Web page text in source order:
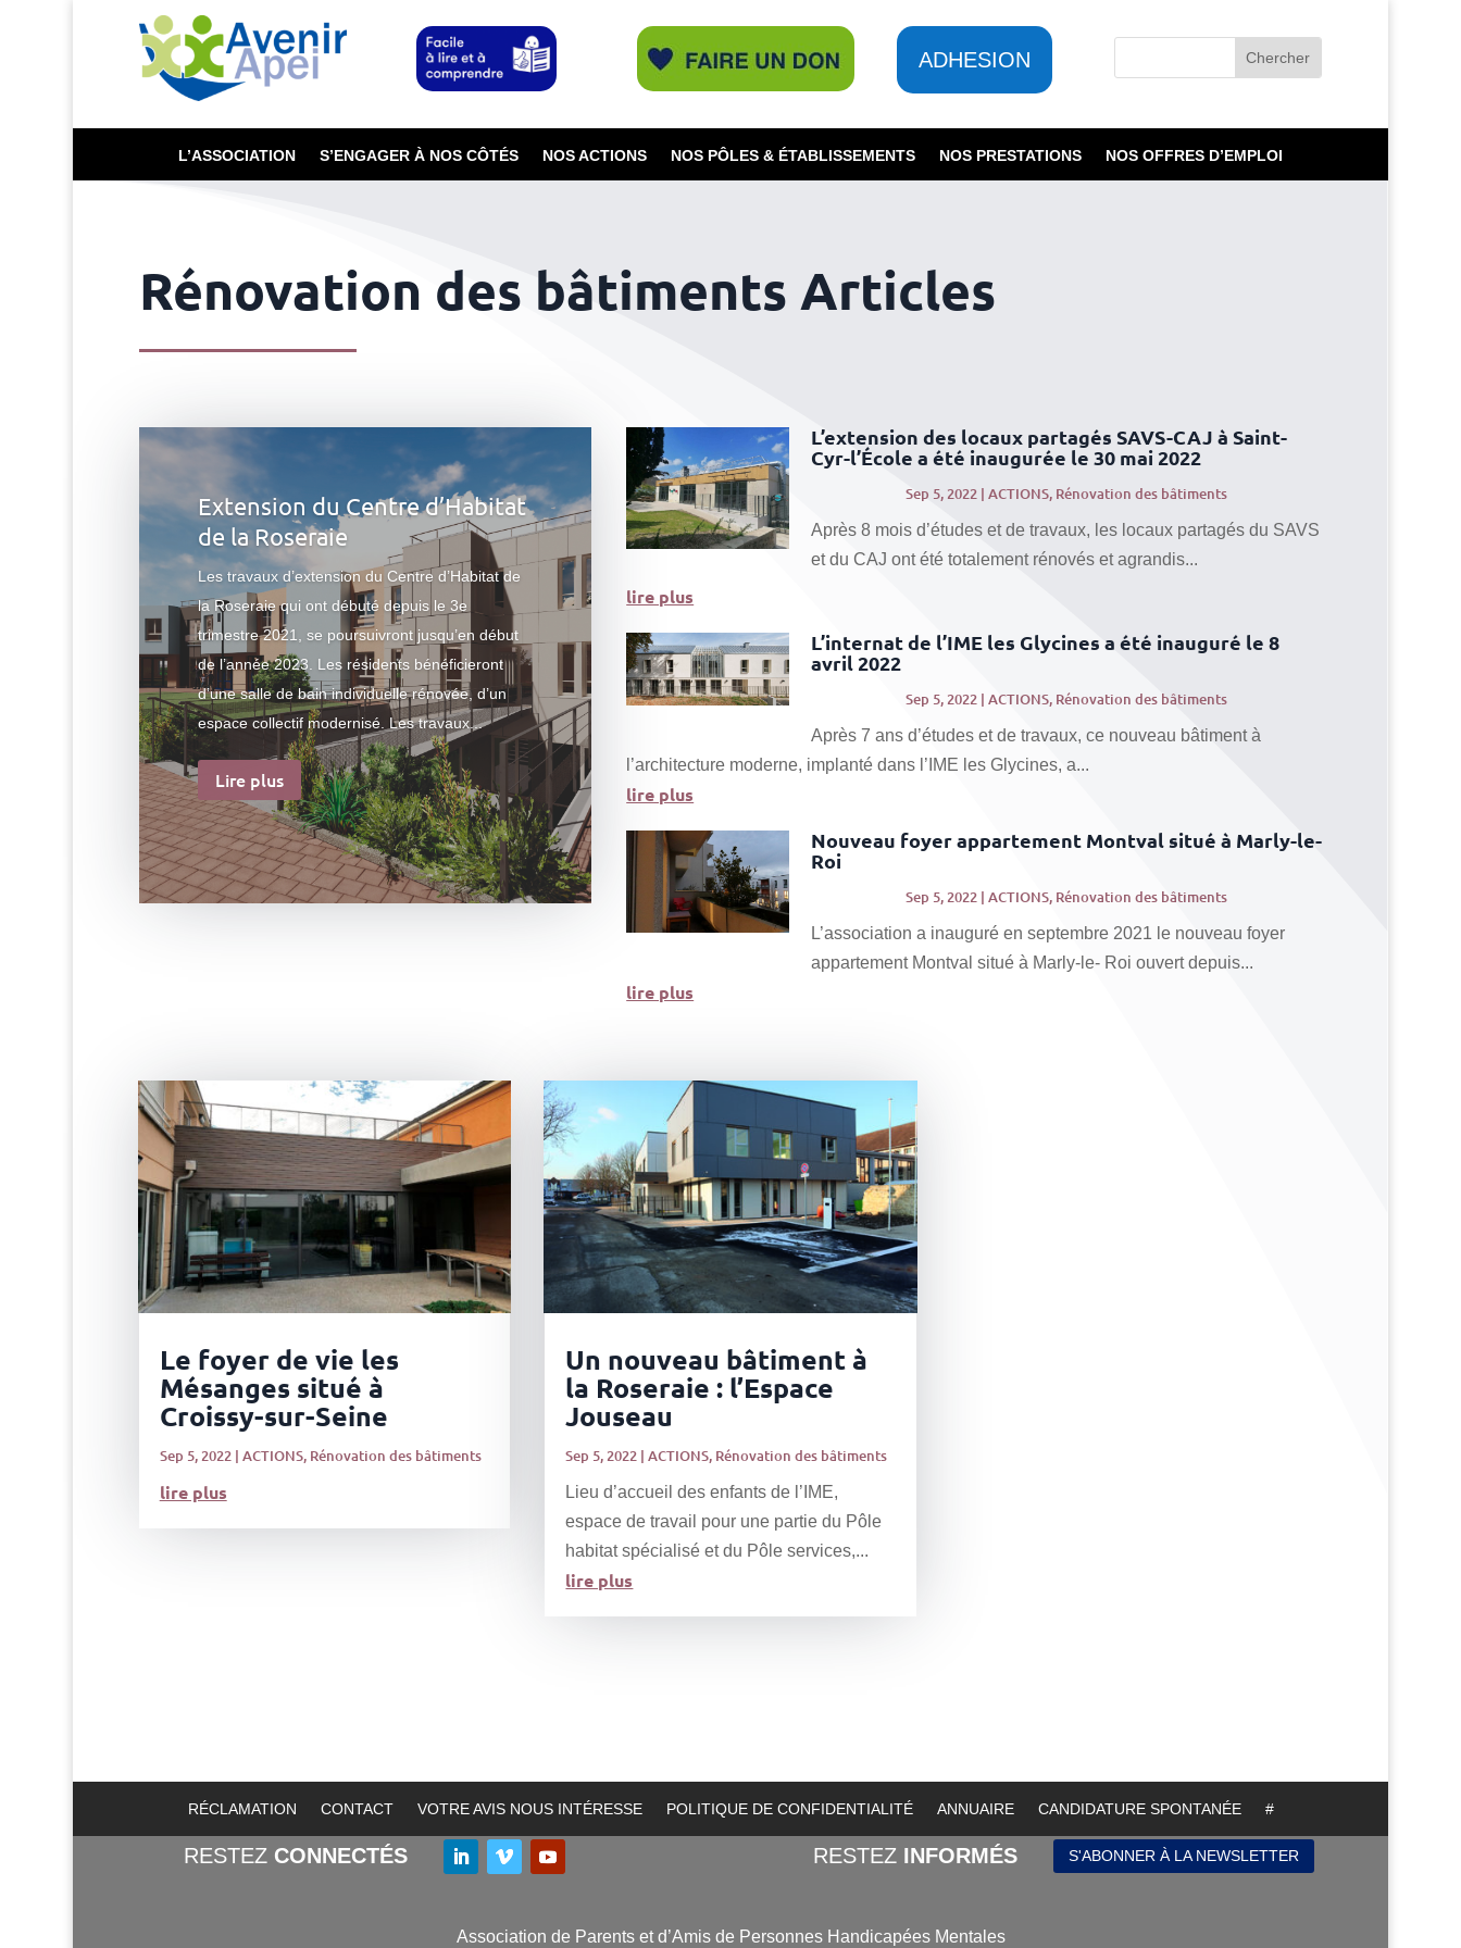
ADHESION
L’ASSOCIATION S’ENGAGER À NOS CÔTÉS NOS ACTIONS NOS PÔLES & ÉTABLISSEMENTS NOS PRESTATIONS NOS OFFRES D’EMPLOI
Rénovation des bâtiments Articles
Extension du Centre d’Habitat
de la Roseraie
Les travaux d’extension du Centre d’Habitat de
la Roseraie qui ont débuté depuis le 3e
trimestre 2021, se poursuivront jusqu’en début
de l’année 2023. Les résidents bénéficieront
d’une salle de bain individuelle rénovée, d’un
espace collectif modernisé. Les travaux...
Lire plus
L’extension des locaux partagés SAVS-CAJ à Saint-
Cyr-l’École a été inaugurée le 30 mai 2022
Sep 5, 2022 |ACTIONS, Rénovation des bâtiments
Après 8 mois d’études et de travaux, les locaux partagés du SAVS
et du CAJ ont été totalement rénovés et agrandis...
lire plus
L’internat de l’IME les Glycines a été inauguré le 8
avril 2022
Sep 5, 2022 |ACTIONS, Rénovation des bâtiments
Après 7 ans d’études et de travaux, ce nouveau bâtiment à
l’architecture moderne, implanté dans l’IME les Glycines, a...
lire plus
Nouveau foyer appartement Montval situé à Marly-le-
Roi
Sep 5, 2022 |ACTIONS, Rénovation des bâtiments
L’association a inauguré en septembre 2021 le nouveau foyer
appartement Montval situé à Marly-le- Roi ouvert depuis...
lire plus
Le foyer de vie les
Mésanges situé à
Croissy-sur-Seine
Sep 5, 2022| ACTIONS, Rénovation des bâtiments
lire plus
Un nouveau bâtiment à
la Roseraie : l’Espace
Jouseau
Sep 5, 2022 |ACTIONS, Rénovation des bâtiments
Lieu d’accueil des enfants de l’IME,
espace de travail pour une partie du Pôle
habitat spécialisé et du Pôle services,...
lire plus
RÉCLAMATION CONTACT VOTRE AVIS NOUS INTÉRESSE POLITIQUE DE CONFIDENTIALITÉ ANNUAIRE CANDIDATURE SPONTANÉE #
RESTEZ CONNECTÉS RESTEZ INFORMÉS S'ABONNER À LA NEWSLETTER
Association de Parents et d’Amis de Personnes Handicapées Mentales